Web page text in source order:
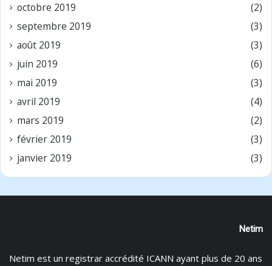
octobre 2019
(2)
septembre 2019
(3)
août 2019
(3)
juin 2019
(6)
mai 2019
(3)
avril 2019
(4)
mars 2019
(2)
février 2019
(3)
janvier 2019
(3)
Netim
Netim est un registrar accrédité ICANN ayant plus de 20 ans